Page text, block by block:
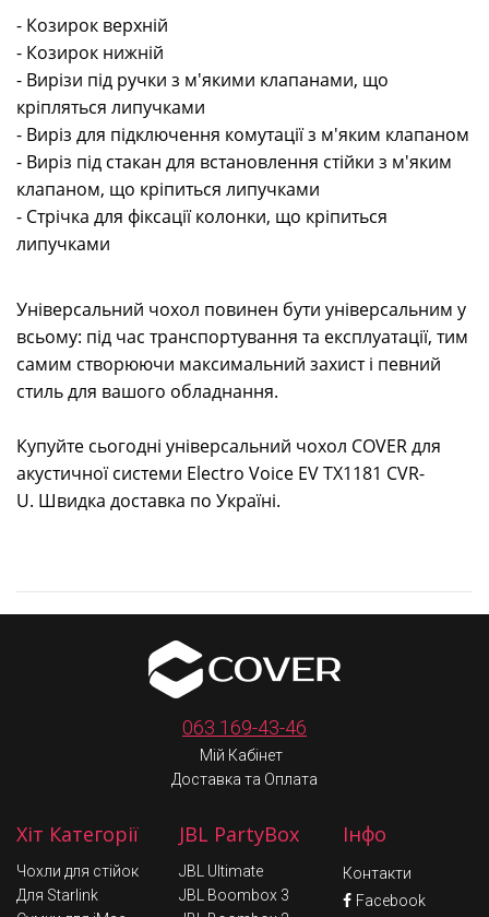
- Козирок верхній
- Козирок нижній
- Вирізи під ручки з м'якими клапанами, що
кріпляться липучками
- Виріз для підключення комутації з м'яким клапаном
- Виріз під стакан для встановлення стійки з м'яким
клапаном, що кріпиться липучками
- Стрічка для фіксації колонки, що кріпиться
липучками
Універсальний чохол повинен бути універсальним у
всьому: під час транспортування та експлуатації, тим
самим створюючи максимальний захист і певний
стиль для вашого обладнання.
Купуйте сьогодні універсальний чохол COVER для
акустичної системи Electro Voice EV TX1181 CVR-
U. Швидка доставка по Україні.
063 169-43-46
Мій Кабінет
Доставка та Оплата
Хіт Категорії
Чохли для стійок
Для Starlink
JBL PartyBox
JBL Ultimate
JBL Boombox 3
Інфо
Контакти
Facebook